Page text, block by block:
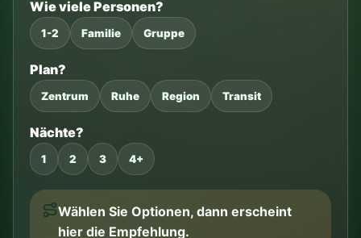
Bungalow Check-in 16:00
Karte/Bargeld
10A Kabel / Adapter
Ladegeräte
Taschenlampe